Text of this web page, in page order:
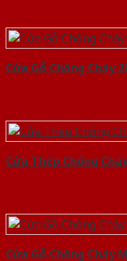
Cửa Gỗ Chống Cháy
Cửa Thép Chống
Cửa Gỗ Chống Cháy